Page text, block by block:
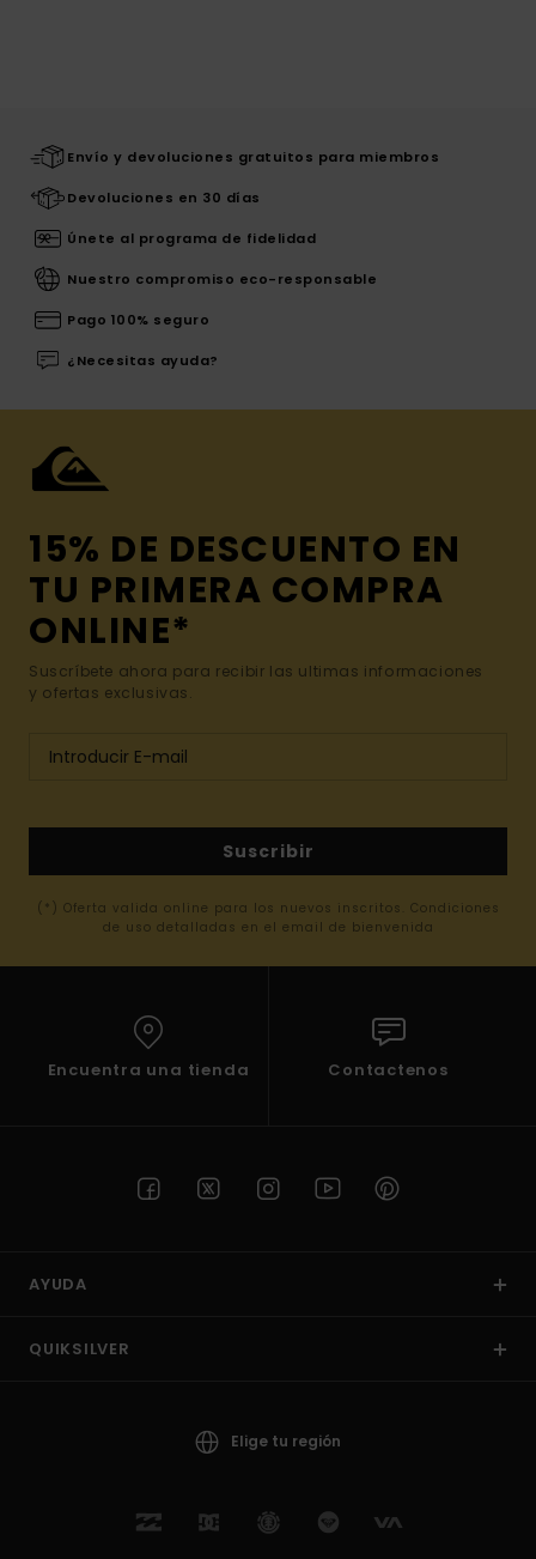
Envío y devoluciones gratuitos para miembros
Devoluciones en 30 días
Únete al programa de fidelidad
Nuestro compromiso eco-responsable
Pago 100% seguro
¿Necesitas ayuda?
15% DE DESCUENTO EN
TU PRIMERA COMPRA
ONLINE*
Suscríbete ahora para recibir las ultimas informaciones
y ofertas exclusivas.
Suscribir
(*) Oferta valida online para los nuevos inscritos. Condiciones
de uso detalladas en el email de bienvenida
Encuentra una tienda Contactenos
AYUDA
QUIKSILVER
Elige tu región